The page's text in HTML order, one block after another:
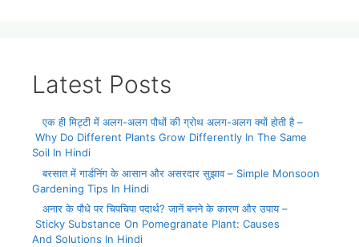
Latest Posts
एक ही मिट्टी में अलग-अलग पौधों की ग्रोथ अलग-अलग क्यों होती है –
Why Do Different Plants Grow Differently In The Same
Soil In Hindi
बरसात में गार्डनिंग के आसान और असरदार सुझाव – Simple Monsoon
Gardening Tips In Hindi
अनार के पौधे पर चिपचिपा पदार्थ? जानें बनने के कारण और उपाय –
Sticky Substance On Pomegranate Plant: Causes
And Solutions In Hindi